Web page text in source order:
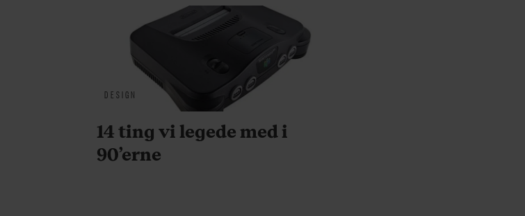
DESIGN
14 ting vi legede med i
90’erne